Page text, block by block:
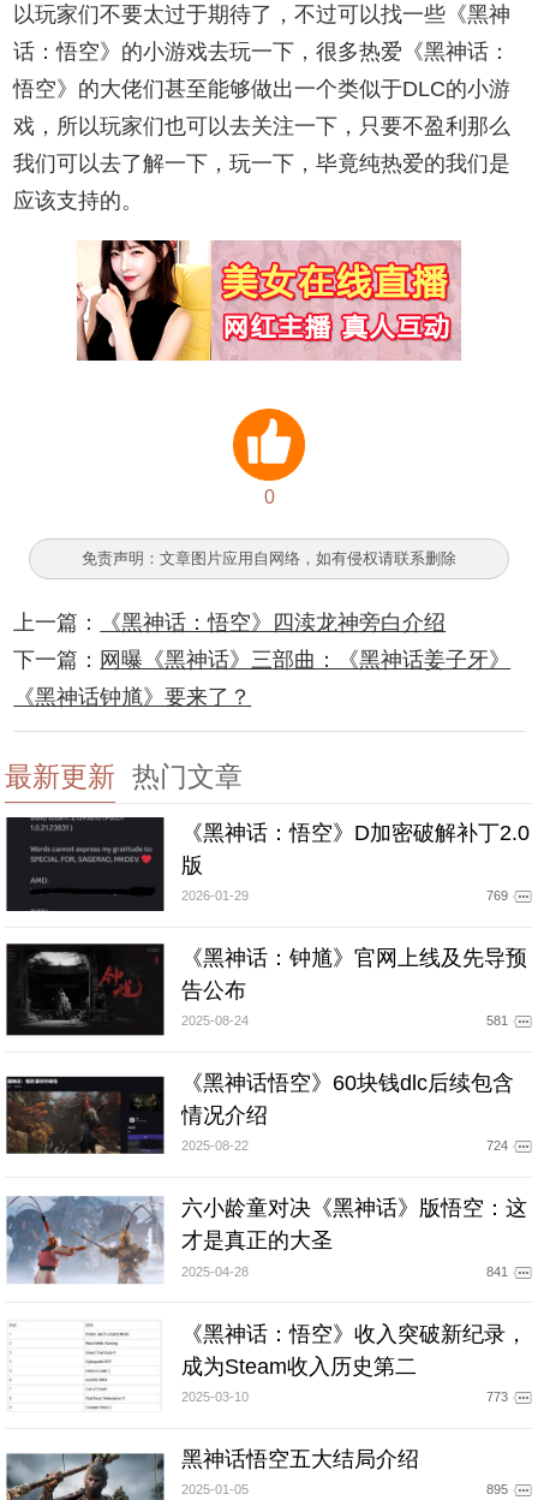
以玩家们不要太过于期待了，不过可以找一些《黑神
话：悟空》的小游戏去玩一下，很多热爱《黑神话：
悟空》的大佬们甚至能够做出一个类似于DLC的小游
戏，所以玩家们也可以去关注一下，只要不盈利那么
我们可以去了解一下，玩一下，毕竟纯热爱的我们是
应该支持的。
0
免责声明：文章图片应用自网络，如有侵权请联系删除
上一篇：
《黑神话：悟空》四渎龙神旁白介绍
下一篇： 网曝《黑神话》三部曲：《黑神话姜子牙》
《黑神话钟馗》要来了？
最新更新 热门文章
《黑神话：悟空》D加密破解补丁2.0
版
2026-01-29 769
《黑神话：钟馗》官网上线及先导预
告公布
2025-08-24 581
《黑神话悟空》60块钱dlc后续包含
情况介绍
2025-08-22 724
六小龄童对决《黑神话》版悟空：这
才是真正的大圣
2025-04-28 841
《黑神话：悟空》收入突破新纪录，
成为Steam收入历史第二
2025-03-10 773
黑神话悟空五大结局介绍
2025-01-05 895